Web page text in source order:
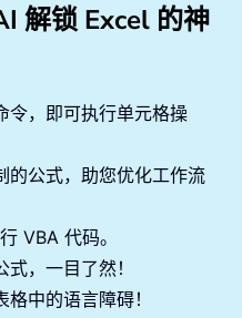
解锁 Excel 的神
令，即可执行单元格操
的公式，助您优化工作流
VBA 代码。
，一目了然！
中的语言障碍！